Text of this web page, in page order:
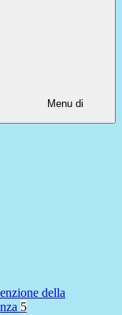
Menu di
della
5